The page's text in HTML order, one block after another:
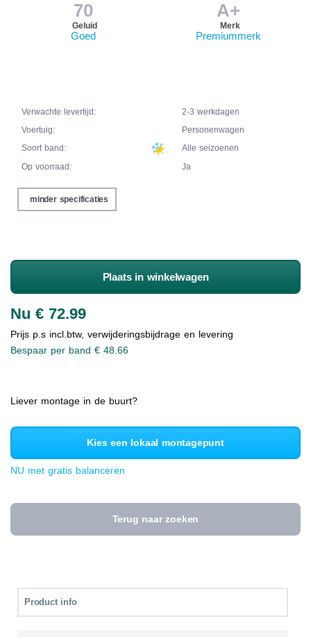
70
Geluid
Goed
A+
Merk
Premiummerk
Verwachte levertijd:
2-3 werkdagen
Voertuig:
Personenwagen
Soort band:
Alle seizoenen
Op voorraad:
Ja
minder specificaties
Plaats in winkelwagen
Nu € 72.99
Prijs p.s incl.btw, verwijderingsbijdrage en levering
Bespaar per band € 48.66
Liever montage in de buurt?
Kies een lokaal montagepunt
NU met gratis balanceren
Terug naar zoeken
Product info